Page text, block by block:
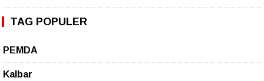
TAG POPULER
PEMDA
Kalbar